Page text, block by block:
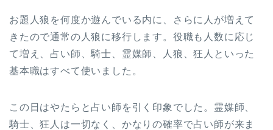
お題人狼を何度か遊んでいる内に、さらに人が増えて
きたので通常の人狼に移行します。役職も人数に応じ
て増え、占い師、騎士、霊媒師、人狼、狂人といった
基本職はすべて使いました。
この日はやたらと占い師を引く印象でした。霊媒師、
騎士、狂人は一切なく、かなりの確率で占い師が来ま